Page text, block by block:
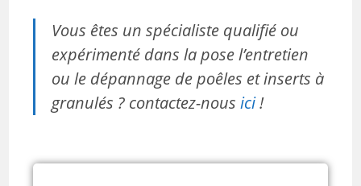
Vous êtes un spécialiste qualifié ou
expérimenté dans la pose l’entretien
ou le dépannage de poêles et inserts à
granulés ? contactez-nousici!